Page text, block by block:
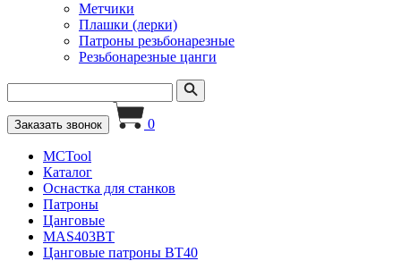
Метчики
Плашки (лерки)
Патроны резьбонарезные
Резьбонарезные цанги
Заказать звонок 0
MCTool
Каталог
Оснастка для станков
Патроны
Цанговые
MAS403BT
Цанговые патроны BT40